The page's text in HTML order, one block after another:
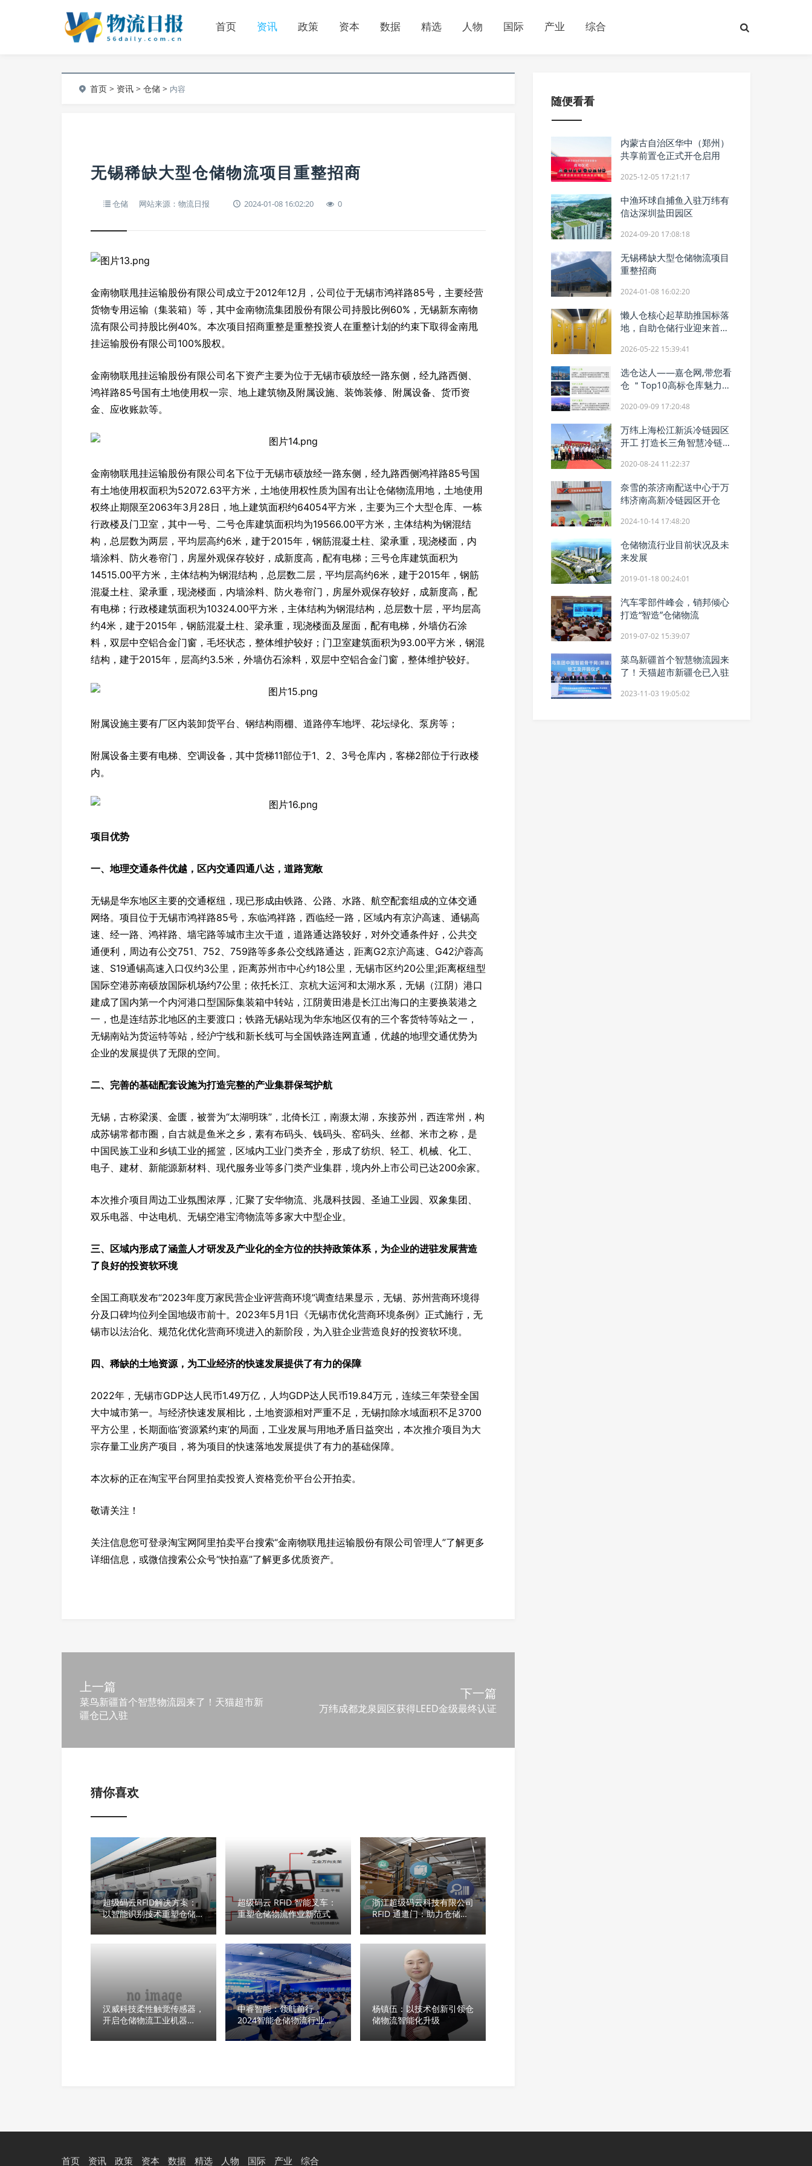
首页 资讯 政策 资本 数据 精选 人物 国际 产业 综合
首页 > 资讯 >仓储 > 内容
无锡稀缺大型仓储物流项目重整招商
仓储 网站来源：物流日报 2024-01-08 16:02:20 0
金南物联甩挂运输股份有限公司成立于2012年12月，公司位于无锡市鸿祥路85号，主要经营
货物专用运输（集装箱）等，其中金南物流集团股份有限公司持股比例60%，无锡新东南物
流有限公司持股比例40%。本次项目招商重整是重整投资人在重整计划的约束下取得金南甩
挂运输股份有限公司100%股权。
金南物联甩挂运输股份有限公司名下资产主要为位于无锡市硕放经一路东侧，经九路西侧、
鸿祥路85号国有土地使用权一宗、地上建筑物及附属设施、装饰装修、附属设备、货币资
金、应收账款等。
金南物联甩挂运输股份有限公司名下位于无锡市硕放经一路东侧，经九路西侧鸿祥路85号国
有土地使用权面积为52072.63平方米，土地使用权性质为国有出让仓储物流用地，土地使用
权终止期限至2063年3月28日，地上建筑面积约64054平方米，主要为三个大型仓库、一栋
行政楼及门卫室，其中一号、二号仓库建筑面积均为19566.00平方米，主体结构为钢混结
构，总层数为两层，平均层高约6米，建于2015年，钢筋混凝土柱、梁承重，现浇楼面，内
墙涂料、防火卷帘门，房屋外观保存较好，成新度高，配有电梯；三号仓库建筑面积为
14515.00平方米，主体结构为钢混结构，总层数二层，平均层高约6米，建于2015年，钢筋
混凝土柱、梁承重，现浇楼面，内墙涂料、防火卷帘门，房屋外观保存较好，成新度高，配
有电梯；行政楼建筑面积为10324.00平方米，主体结构为钢混结构，总层数十层，平均层高
约4米，建于2015年，钢筋混凝土柱、梁承重，现浇楼面及屋面，配有电梯，外墙仿石涂
料，双层中空铝合金门窗，毛坯状态，整体维护较好；门卫室建筑面积为93.00平方米，钢混
结构，建于2015年，层高约3.5米，外墙仿石涂料，双层中空铝合金门窗，整体维护较好。
附属设施主要有厂区内装卸货平台、钢结构雨棚、道路停车地坪、花坛绿化、泵房等；
附属设备主要有电梯、空调设备，其中货梯11部位于1、2、3号仓库内，客梯2部位于行政楼
内。
项目优势
一、地理交通条件优越，区内交通四通八达，道路宽敞
无锡是华东地区主要的交通枢纽，现已形成由铁路、公路、水路、航空配套组成的立体交通
网络。项目位于无锡市鸿祥路85号，东临鸿祥路，西临经一路，区域内有京沪高速、通锡高
速、经一路、鸿祥路、墙宅路等城市主次干道，道路通达路较好，对外交通条件好，公共交
通便利，周边有公交751、752、759路等多条公交线路通达，距离G2京沪高速、G42沪蓉高
速、S19通锡高速入口仅约3公里，距离苏州市中心约18公里，无锡市区约20公里;距离枢纽型
国际空港苏南硕放国际机场约7公里；依托长江、京杭大运河和太湖水系，无锡（江阴）港口
建成了国内第一个内河港口型国际集装箱中转站，江阴黄田港是长江出海口的主要换装港之
一，也是连结苏北地区的主要渡口；铁路无锡站现为华东地区仅有的三个客货特等站之一，
无锡南站为货运特等站，经沪宁线和新长线可与全国铁路连网直通，优越的地理交通优势为
企业的发展提供了无限的空间。
二、完善的基础配套设施为打造完整的产业集群保驾护航
无锡，古称梁溪、金匮，被誉为“太湖明珠”，北倚长江，南濒太湖，东接苏州，西连常州，构
成苏锡常都市圈，自古就是鱼米之乡，素有布码头、钱码头、窑码头、丝都、米市之称，是
中国民族工业和乡镇工业的摇篮，区域内工业门类齐全，形成了纺织、轻工、机械、化工、
电子、建材、新能源新材料、现代服务业等多门类产业集群，境内外上市公司已达200余家。
本次推介项目周边工业氛围浓厚，汇聚了安华物流、兆晟科技园、圣迪工业园、双象集团、
双乐电器、中达电机、无锡空港宝湾物流等多家大中型企业。
三、区域内形成了涵盖人才研发及产业化的全方位的扶持政策体系，为企业的进驻发展营造
了良好的投资软环境
全国工商联发布“2023年度万家民营企业评营商环境”调查结果显示，无锡、苏州营商环境得
分及口碑均位列全国地级市前十。2023年5月1日《无锡市优化营商环境条例》正式施行，无
锡市以法治化、规范化优化营商环境进入的新阶段，为入驻企业营造良好的投资软环境。
四、稀缺的土地资源，为工业经济的快速发展提供了有力的保障
2022年，无锡市GDP达人民币1.49万亿，人均GDP达人民币19.84万元，连续三年荣登全国
大中城市第一。与经济快速发展相比，土地资源相对严重不足，无锡扣除水域面积不足3700
平方公里，长期面临‘资源紧约束’的局面，工业发展与用地矛盾日益突出，本次推介项目为大
宗存量工业房产项目，将为项目的快速落地发展提供了有力的基础保障。
本次标的正在淘宝平台阿里拍卖投资人资格竞价平台公开拍卖。
敬请关注！
关注信息您可登录淘宝网阿里拍卖平台搜索“金南物联甩挂运输股份有限公司管理人”了解更多
详细信息，或微信搜索公众号“快拍嘉”了解更多优质资产。
上一篇
菜鸟新疆首个智慧物流园来了！天猫超市新
疆仓已入驻
下一篇
万纬成都龙泉园区获得LEED金级最终认证
猜你喜欢
超级码云RFID解决方案：
以智能识别技术重塑仓储物
流行业新生态
超级码云 RFID 智能叉车：
重塑仓储物流作业新范式
浙江超级码云科技有限公司
RFID 通道门：助力仓储物
流 “秒级响应”
汉威科技柔性触觉传感器，
开启仓储物流工业机器
中睿智能：领航前行，
2024智能仓储物流行业解
决方案合作论坛盛启
杨镇伍：以技术创新引领仓
储物流智能化升级
随便看看
内蒙古自治区华中（郑州）
共享前置仓正式开仓启用
2025-12-05 17:21:17
中渔环球自捕鱼入驻万纬有
信达深圳盐田园区
2024-09-20 17:08:18
无锡稀缺大型仓储物流项目
重整招商
2024-01-08 16:02:20
懒人仓核心起草助推国标落
地，自助仓储行业迎来首部
2026-05-22 15:39:41
选仓达人——嘉仓网,带您看
仓 ＂Top10高标仓库魅力城
2020-09-09 17:20:48
万纬上海松江新浜冷链园区
开工 打造长三角智慧冷链运
2020-08-24 11:22:37
奈雪的茶济南配送中心于万
纬济南高新冷链园区开仓
2024-10-14 17:48:20
仓储物流行业目前状况及未
来发展
2019-01-18 00:24:01
汽车零部件峰会，销邦倾心
打造“智造”仓储物流
2019-07-02 15:39:07
菜鸟新疆首个智慧物流园来
了！天猫超市新疆仓已入驻
2023-11-03 19:05:02
首页 资讯 政策 资本 数据 精选 人物 国际 产业 综合